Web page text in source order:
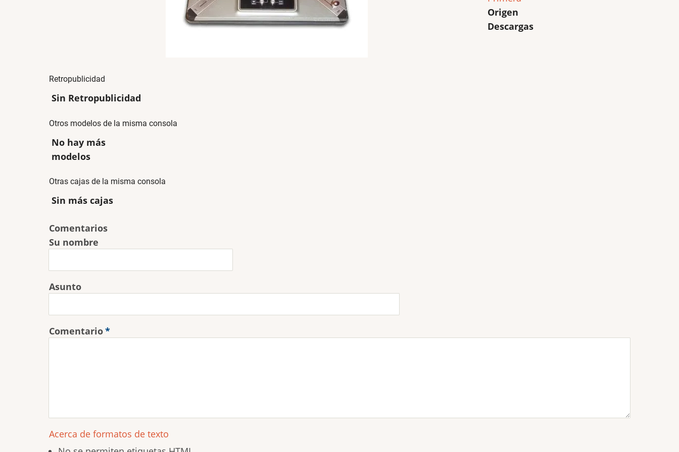
Origen
Descargas
Retropublicidad
Sin Retropublicidad
Otros modelos de la misma consola
No hay más
modelos
Otras cajas de la misma consola
Sin más cajas
Comentarios
Su nombre
Asunto
Comentario
Acerca de formatos de texto